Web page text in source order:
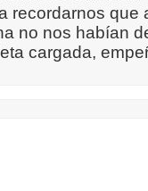
recordarnos que
no nos habían
cargada,